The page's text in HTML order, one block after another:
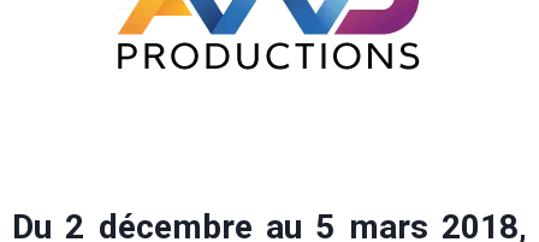
Du 2 décembre au 5 mars 2018,